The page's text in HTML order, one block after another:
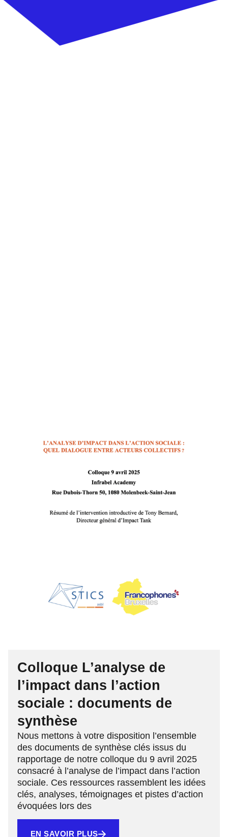
Colloque L’analyse de
l’impact dans l’action
sociale : documents de
synthèse
Nous mettons à votre disposition l’ensemble
des documents de synthèse clés issus du
rapportage de notre colloque du 9 avril 2025
consacré à l’analyse de l’impact dans l’action
sociale. Ces ressources rassemblent les idées
clés, analyses, témoignages et pistes d’action
évoquées lors des
EN SAVOIR PLUS